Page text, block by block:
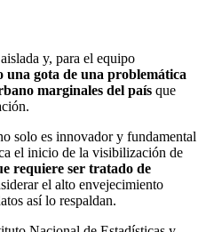
y, para el equipo
una gota de una problemática
marginales del país que
solo es innovador y fundamental
el inicio de la visibilización de
requiere ser tratado de
el alto envejecimiento
así lo respaldan.